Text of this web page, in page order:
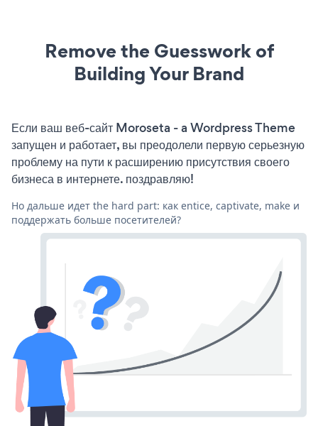
Remove the Guesswork of
Building Your Brand
Если ваш веб-сайт Moroseta - a Wordpress Theme
запущен и работает, вы преодолели первую серьезную
проблему на пути к расширению присутствия своего
бизнеса в интернете. поздравляю!
Но дальше идет the hard part: как entice, captivate, make и
поддержать больше посетителей?